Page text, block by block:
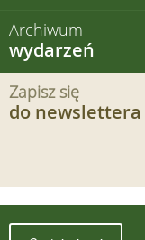
Archiwum
wydarzeń
Zapisz się
do newslettera